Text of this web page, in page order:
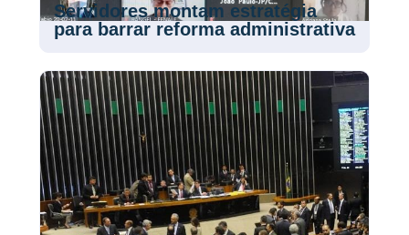
Servidores montam estratégia
para barrar reforma administrativa